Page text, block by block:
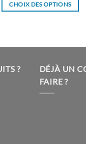
CHOIX DES OPTIONS
variations.
Les
options
?
DÉJÀ UN
FAIRE ?